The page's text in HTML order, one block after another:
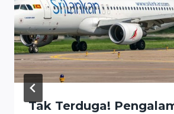
Tak Terduga!